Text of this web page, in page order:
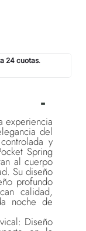
experiencia
del
y
Spring
al cuerpo
Su diseño
profundo
calidad,
noche de
Diseño